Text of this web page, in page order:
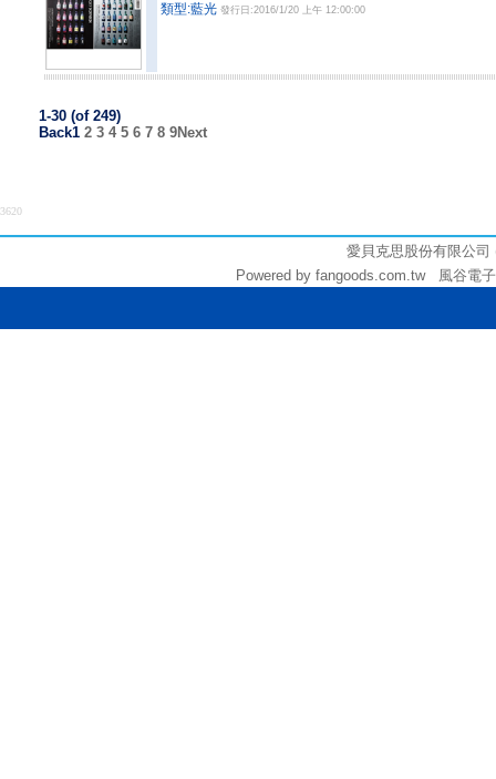
類型:藍光發行日:2016/1/20 上午 12:00:00
1-30 (of 249)
Back1 2 3 4 5 6 7 8 9Next
3620
愛貝克思股份有限公
Powered by fangoods.com.tw 風谷電子商